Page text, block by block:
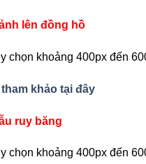
lên đồng hồ
chọn khoảng 400px đến
khảo tại đây
ruy băng
chọn khoảng 400px đến